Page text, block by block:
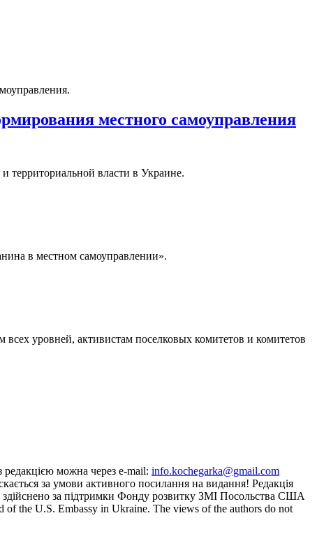
местного самоуправления
территориальной власти в Украине.
в местном самоуправлении».
всех уровней, активистам поселковых комитетов и комитетов
редакцією можна через e-mail: info.kochegarka@gmail.com
за умови активного посилання на видання! Редакція
здійснено за підтримки Фонду розвитку ЗМІ Посольства США
of the U.S. Embassy in Ukraine. The views of the authors do not